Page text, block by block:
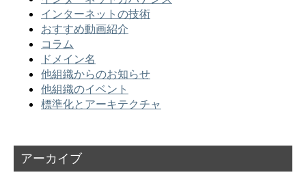
インターネットの技術
おすすめ動画紹介
コラム
ドメイン名
他組織からのお知らせ
他組織のイベント
標準化とアーキテクチャ
アーカイブ